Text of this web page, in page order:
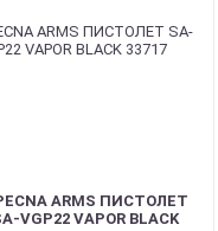
ARMS ПИСТОЛЕТ
VGP22 VAPOR BLACK